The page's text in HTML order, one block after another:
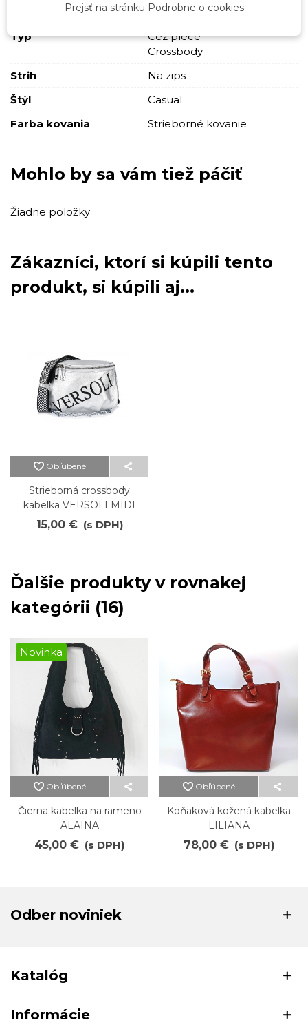
Ženy
Typ
Cez plece
Crossbody
Strih
Na zips
Štýl
Casual
Farba kovania
Strieborné kovanie
Mohlo by sa vám tiež páčiť
Žiadne položky
Zákazníci, ktorí si kúpili tento
produkt, si kúpili aj...
Obľúbené
Strieborná crossbody
kabelka VERSOLI MIDI
15,00 € (s DPH)
Ďalšie produkty v rovnakej
kategórii (16)
Novinka
Obľúbené
Čierna kabelka na rameno
ALAINA
45,00 € (s DPH)
Obľúbené
Koňaková kožená kabelka
LILIANA
78,00 € (s DPH)
Odber noviniek
Katalóg
Informácie
Prejsť na stránku Podrobne o cookies